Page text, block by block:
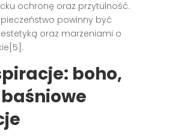
ochronę oraz przytulność.
powinny być
oraz marzeniami o
boho,